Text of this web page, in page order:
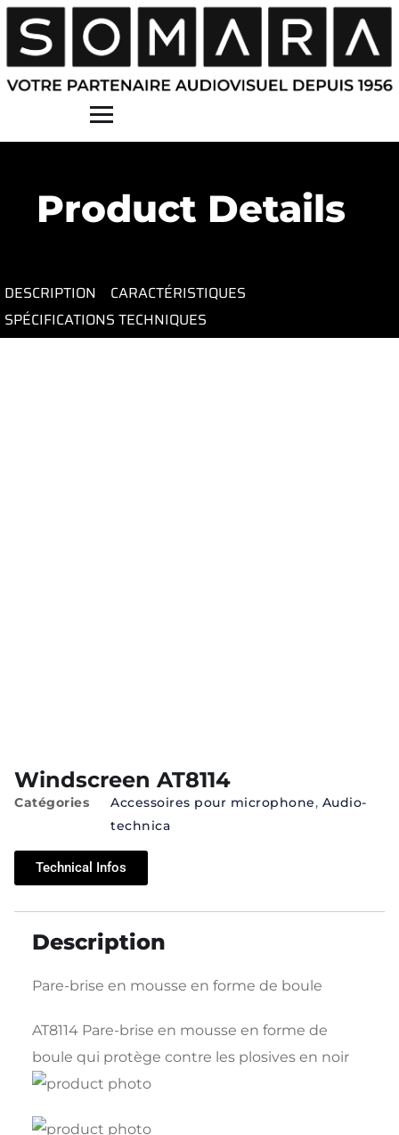
Product Details
DESCRIPTION
CARACTÉRISTIQUES
SPÉCIFICATIONS TECHNIQUES
Windscreen AT8114
Catégories Accessoires pour microphone, Audio-
technica
Technical Infos
Description
Pare-brise en mousse en forme de boule
AT8114 Pare-brise en mousse en forme de
boule qui protège contre les plosives en noir